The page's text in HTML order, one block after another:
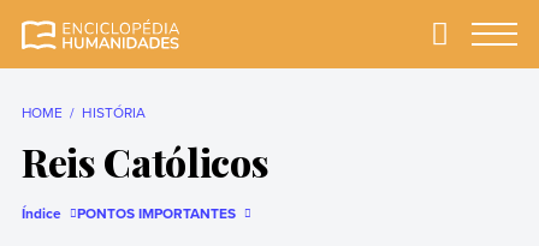
completa e mais
Primary
HOME HISTÓRIA
Reis Católicos
Índice PONTOS IMPORTANTES